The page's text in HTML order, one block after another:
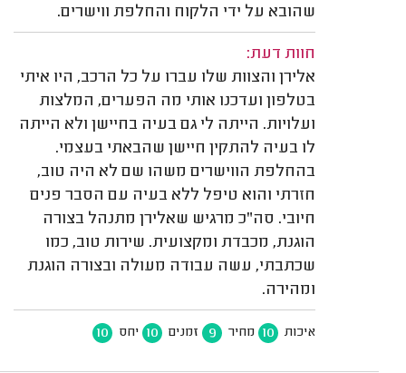
שהובא על ידי הלקוח והחלפת ווישרים.
חוות דעת:
אלירן והצוות שלו עברו על כל הרכב, היו איתי
בטלפון ועדכנו אותי מה הפערים, המלצות
ועלויות. הייתה לי גם בעיה בחיישן ולא הייתה
לו בעיה להתקין חיישן שהבאתי בעצמי.
בהחלפת הווישרים משהו שם לא היה טוב,
חזרתי והוא טיפל ללא בעיה עם הסבר פנים
חיובי. סה"כ מרגיש שאלירן מתנהל בצורה
הוגנת, מכבדת ומקצועית. שירות טוב, כמו
שכתבתי, עשה עבודה מעולה ובצורה הוגנת
ומהירה.
איכות 10 מחיר 9 זמנים 10 יחס 10